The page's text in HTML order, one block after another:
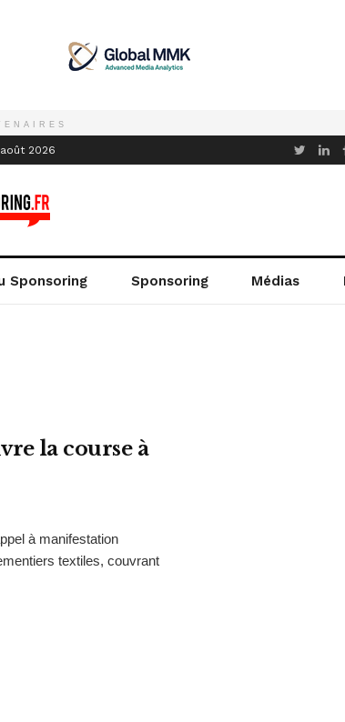
2026
Sponsoring Sponsoring Médias
la course à
à manifestation
textiles, couvrant